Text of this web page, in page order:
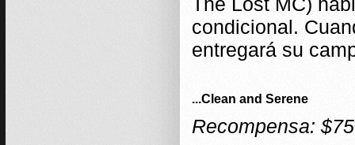
condicional.
entregará su
...Clean and Serene
Recompensa: